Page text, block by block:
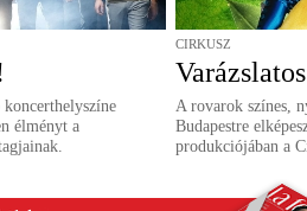
élményt a
CIRKUSZ
A rovarok színes,
Budapestre
produkciójában a